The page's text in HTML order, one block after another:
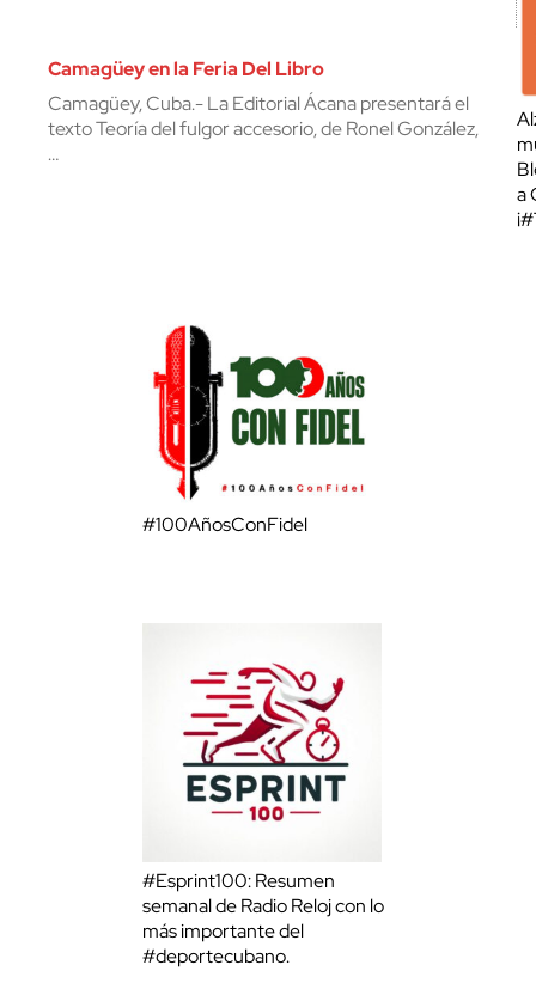
Camagüey en la Feria Del Libro
Camagüey, Cuba.- La Editorial Ácana presentará el
texto Teoría del fulgor accesorio, de Ronel González,
…
a
#100AñosConFidel
#Esprint100: Resumen
semanal de Radio Reloj con lo
más importante del
#deportecubano.